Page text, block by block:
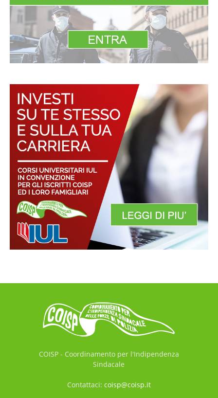
COISP - Coordinamento per l'Indipendenza
Sindacale
Contattaci: coisp@coisp.it